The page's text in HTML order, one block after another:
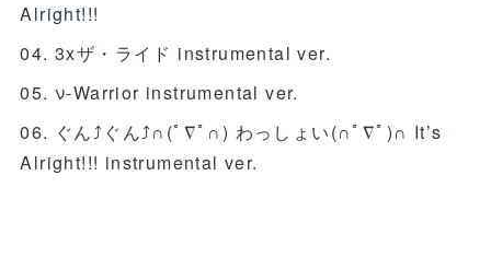
Alright!!!
04. 3xザ・ライド instrumental ver.
05. ν-Warrior instrumental ver.
​06. ぐん⤴ぐん⤴∩(ﾟ∇ﾟ∩) わっしょい(∩ﾟ∇ﾟ)∩ It’s
Alright!!! instrumental ver.